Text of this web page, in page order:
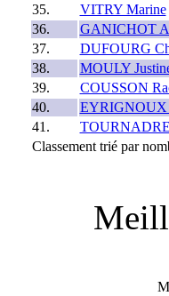
35.
VITRY Marine
36.
GANICHOT
37.
DUFOURG
38.
MOULY
39.
COUSSON
40.
EYRIGNOUX
41.
TOURNADRE
Classement trié par